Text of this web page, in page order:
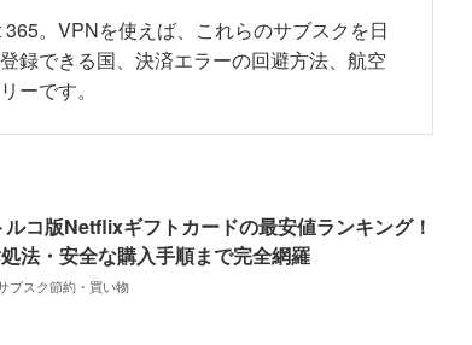
。VPNを使えば、これらのサブスクを日
録できる国、決済エラーの回避方法、航空
ーです。
ルコ版Netflixギフトカードの最安値ランキング！
法・安全な購入手順まで完全網羅
ブスク節約・買い物